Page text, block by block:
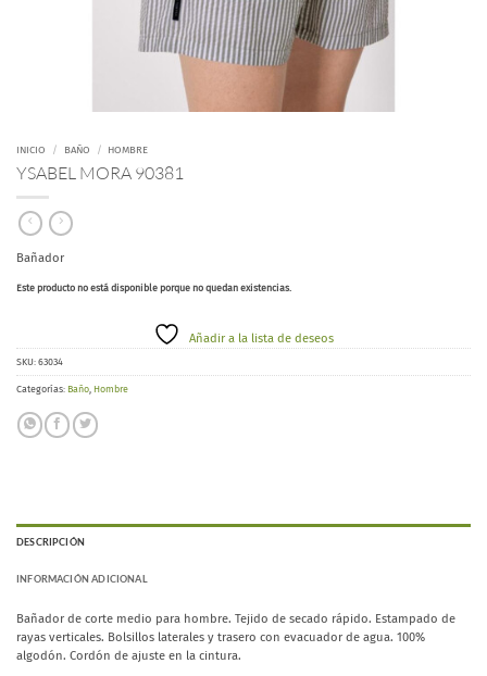
INICIO / BAÑO / HOMBRE
YSABEL MORA 90381
Bañador
Este producto no está disponible porque no quedan existencias.
Añadir a la lista de deseos
SKU: 63034
Categorías: Baño Hombre
DESCRIPCIÓN
INFORMACIÓN ADICIONAL
Bañador de corte medio para hombre. Tejido de secado rápido. Estampado de
rayas verticales. Bolsillos laterales y trasero con evacuador de agua. 100%
algodón. Cordón de ajuste en la cintura.